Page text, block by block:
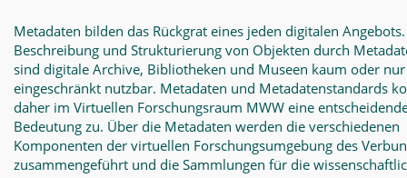
Metadaten bilden das Rückgrat eines jeden digitalen
Beschreibung und Strukturierung von Objekten durch
sind digitale Archive, Bibliotheken und Museen kaum oder nur
eingeschränkt nutzbar. Metadaten und Metadatenstandards
daher im Virtuellen Forschungsraum MWW eine
Bedeutung zu. Über die Metadaten werden die verschiedenen
Komponenten der virtuellen Forschungsumgebung des
zusammengeführt und die Sammlungen für die